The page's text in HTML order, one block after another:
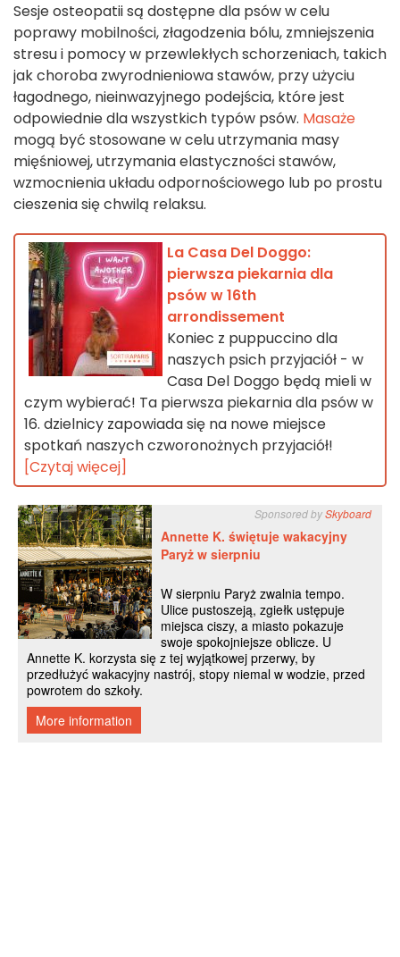
Sesje osteopatii są dostępne dla psów w celu
poprawy mobilności, złagodzenia bólu, zmniejszenia
stresu i pomocy w przewlekłych schorzeniach, takich
jak choroba zwyrodnieniowa stawów, przy użyciu
łagodnego, nieinwazyjnego podejścia, które jest
odpowiednie dla wszystkich typów psów. Masaże
mogą być stosowane w celu utrzymania masy
mięśniowej, utrzymania elastyczności stawów,
wzmocnienia układu odpornościowego lub po prostu
cieszenia się chwilą relaksu.
La Casa Del Doggo:
pierwsza piekarnia dla
psów w 16th
arrondissement
Koniec z puppuccino dla
naszych psich przyjaciół - w
Casa Del Doggo będą mieli w
czym wybierać! Ta pierwsza piekarnia dla psów w
16. dzielnicy zapowiada się na nowe miejsce
spotkań naszych czworonożnych przyjaciół!
[Czytaj więcej]